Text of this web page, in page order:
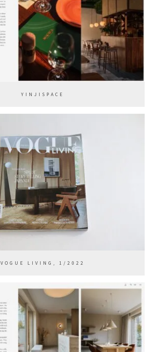
YINJISPACE
VOGUE LIVING, 1/2022